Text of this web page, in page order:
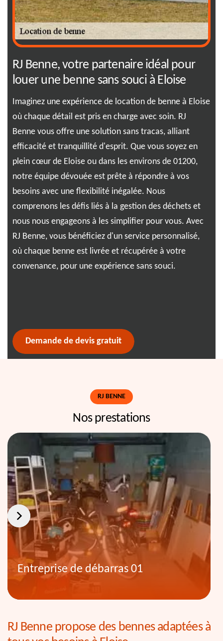
RJ Benne, votre partenaire idéal pour
louer une benne sans souci à Eloise
Imaginez une expérience de location de benne à Eloise
où chaque détail est pris en charge avec soin. RJ
Benne vous offre une solution sans tracas, alliant
efficacité et tranquillité d'esprit. Que vous soyez en
plein cœur de Eloise ou dans les environs de 01200,
notre équipe dévouée est prête à répondre à vos
besoins avec une flexibilité inégalée. Nous
comprenons les défis liés à la gestion des déchets et
nous nous engageons à les simplifier pour vous. Avec
RJ Benne, vous bénéficiez d'un service personnalisé,
où chaque benne est livrée et récupérée à votre
convenance, pour une expérience sans souci.
Demande de devis gratuit
RJ BENNE
Nos prestations
Entreprise de débarras 01
RJ Benne propose des bennes adaptées à